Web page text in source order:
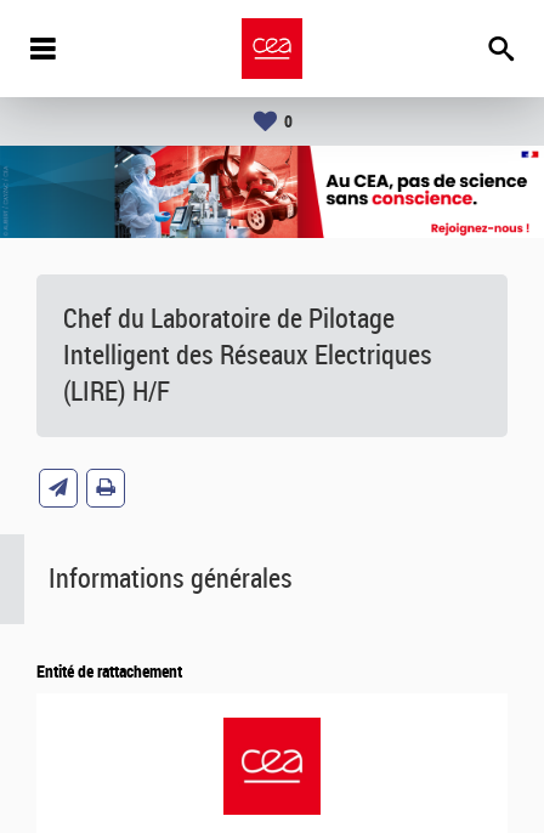
0
Chef du Laboratoire de Pilotage
Intelligent des Réseaux Electriques
(LIRE) H/F
Informations générales
Entité de rattachement